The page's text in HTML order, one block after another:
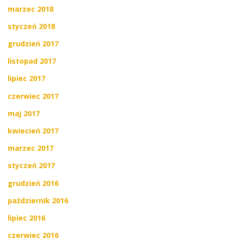
marzec 2018
styczeń 2018
grudzień 2017
listopad 2017
lipiec 2017
czerwiec 2017
maj 2017
kwiecień 2017
marzec 2017
styczeń 2017
grudzień 2016
październik 2016
lipiec 2016
czerwiec 2016